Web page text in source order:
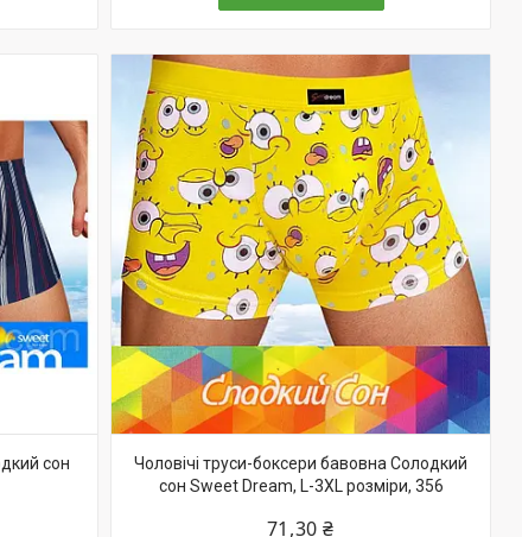
сон
Чоловічі труси-боксери бавовна Солодкий
сон Sweet Dream, L-3XL розміри, 356
71,30 ₴